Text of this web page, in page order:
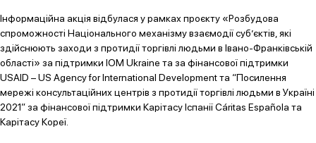
Інформаційна акція відбулася у рамках проєкту «Розбудова
спроможності Національного механізму взаємодії суб’єктів, які
здійснюють заходи з протидії торгівлі людьми в Івано-Франківській
області» за підтримки IOM Ukraine та за фінансової підтримки
USAID – US Agency for International Development та “Посилення
мережі консультаційних центрів з протидії торгівлі людьми в Україні
2021” за фінансової підтримки Карітасу Іспанії Cáritas Española та
Карітасу Кореї.